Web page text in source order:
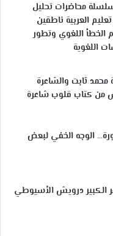
سلسلة محاضرات تحليل
العربية ناطقين
الخطأ اللغوي وتطور
اللغوية
محمد ثابت والشاعرة
من كتاب قلوب شاعرة
الوجه الخفي لبعض
الكبير درويش الأسيوطي